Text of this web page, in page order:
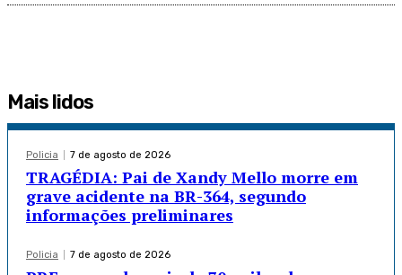
Mais lidos
Policia 7 de agosto de 2026
TRAGÉDIA: Pai de Xandy Mello morre em
grave acidente na BR-364, segundo
informações preliminares
Policia 7 de agosto de 2026